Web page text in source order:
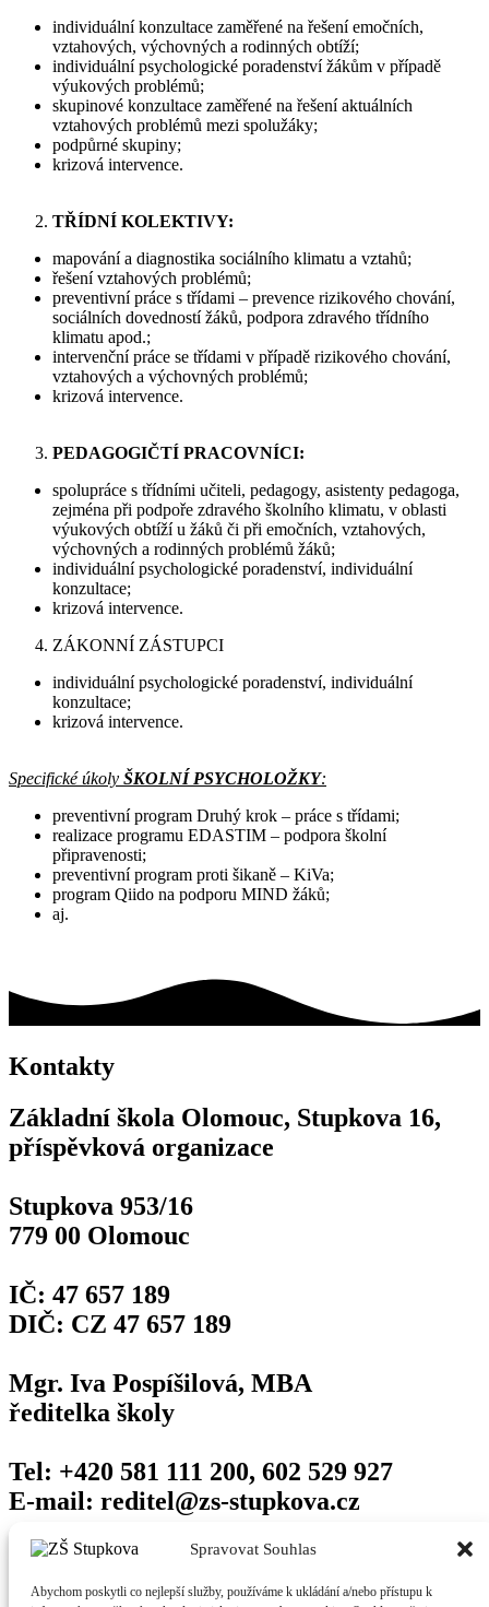
Spravovat Souhlas
Abychom poskytli co nejlepší služby, používáme k ukládání a/nebo přístupu k
individuální konzultace zaměřené na řešení emočních,
vztahových, výchovných a rodinných obtíží;
individuální psychologické poradenství žákům v případě
výukových problémů;
skupinové konzultace zaměřené na řešení aktuálních
vztahových problémů mezi spolužáky;
podpůrné skupiny;
krizová intervence.
TŘÍDNÍ KOLEKTIVY:
mapování a diagnostika sociálního klimatu a vztahů;
řešení vztahových problémů;
preventivní práce s třídami – prevence rizikového chování,
sociálních dovedností žáků, podpora zdravého třídního
klimatu apod.;
intervenční práce se třídami v případě rizikového chování,
vztahových a výchovných problémů;
krizová intervence.
PEDAGOGIČTÍ PRACOVNÍCI:
spolupráce s třídními učiteli, pedagogy, asistenty pedagoga,
zejména při podpoře zdravého školního klimatu, v oblasti
výukových obtíží u žáků či při emočních, vztahových,
výchovných a rodinných problémů žáků;
individuální psychologické poradenství, individuální
konzultace;
krizová intervence.
ZÁKONNÍ ZÁSTUPCI
individuální psychologické poradenství, individuální
konzultace;
krizová intervence.
Specifické úkoly ŠKOLNÍ PSYCHOLOŽKY:
preventivní program Druhý krok – práce s třídami;
realizace programu EDASTIM – podpora školní
připravenosti;
preventivní program proti šikaně – KiVa;
program Qiido na podporu MIND žáků;
aj.
Kontakty
Základní škola Olomouc, Stupkova 16,
příspěvková organizace
Stupkova 953/16
779 00 Olomouc
IČ: 47 657 189
DIČ: CZ 47 657 189
Mgr. Iva Pospíšilová, MBA
ředitelka školy
Tel: +420 581 111 200, 602 529 927
E-mail: reditel@zs-stupkova.cz
Odkazy
Edookit (pro rodiče)